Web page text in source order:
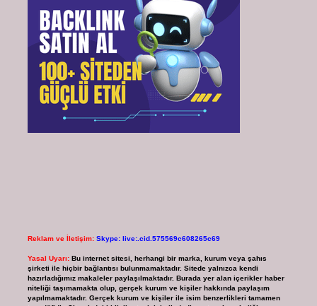
Reklam ve İletişim: Skype: live:.cid.575569c608265c69
Yasal Uyarı: Bu internet sitesi, herhangi bir marka, kurum veya şahıs
şirketi ile hiçbir bağlantısı bulunmamaktadır. Sitede yalnızca kendi
hazırladığımız makaleler paylaşılmaktadır. Burada yer alan içerikler haber
niteliği taşımamakta olup, gerçek kurum ve kişiler hakkında paylaşım
yapılmamaktadır. Gerçek kurum ve kişiler ile isim benzerlikleri tamamen